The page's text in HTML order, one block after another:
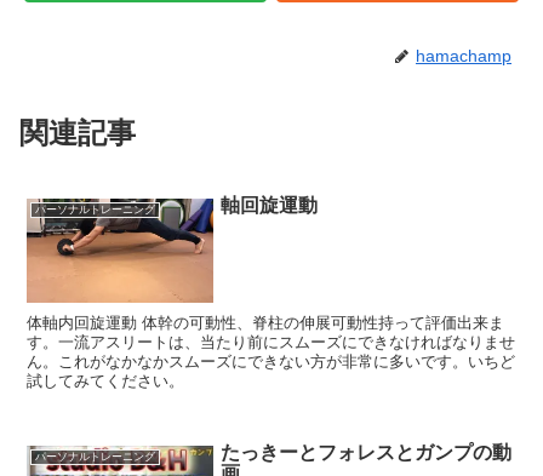
hamachamp
関連記事
パーソナルトレーニング 軸回旋運動
体軸内回旋運動 体幹の可動性、脊柱の伸展可動性持って評価出来ま
す。一流アスリートは、当たり前にスムーズにできなければなりませ
ん。これがなかなかスムーズにできない方が非常に多いです。いちど
試してみてください。
パーソナルトレーニング
たっきーとフォレスとガンプの動